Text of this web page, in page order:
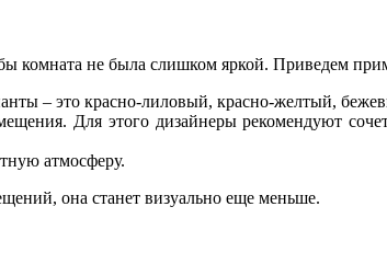
комната не была слишком яркой. Приведем
– это красно-лиловый, красно-желтый,
Для этого дизайнеры рекомендуют
атмосферу.
она станет визуально еще меньше.